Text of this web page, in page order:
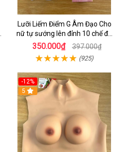
Lưỡi Liếm Điểm G Âm Đạo Cho
nữ tự sướng lên đỉnh 10 chế độ
rung giá tốt
350.000₫ 397.000₫
(925)
-12%
5